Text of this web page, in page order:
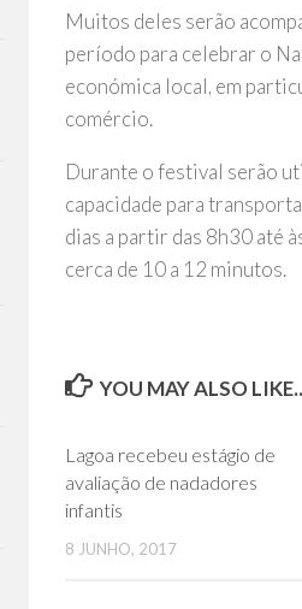
Muitos deles serão
período para celebrar o
económica local, em
comércio.
Durante o festival serão
capacidade para
dias a partir das 8h30 até
cerca de 10 a 12 minutos.
YOU MAY ALSO
Lagoa recebeu estágio de
avaliação de nadadores
infantis
8 JUNHO, 2017